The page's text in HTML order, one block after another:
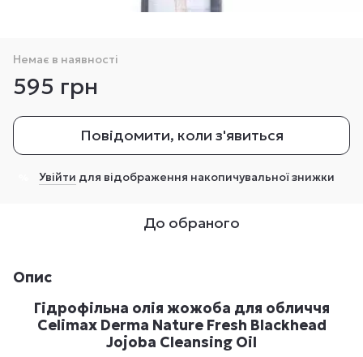
Немає в наявності
595 грн
Повідомити, коли з'явиться
Увійти для відображення накопичувальної знижки
До обраного
Опис
Гідрофільна олія жожоба для обличчя
Celimax Derma Nature Fresh Blackhead
Jojoba Cleansing Oil